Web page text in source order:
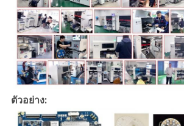
ตัวอย่าง: